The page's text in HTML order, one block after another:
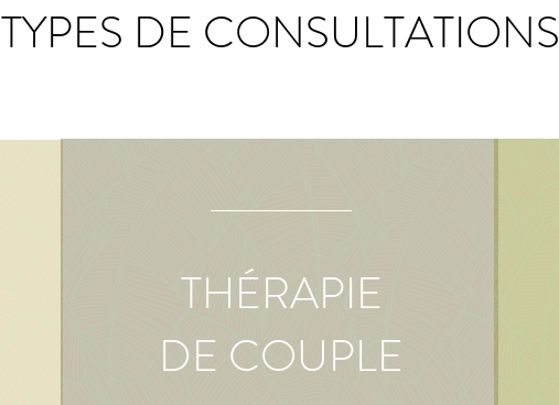
TYPES DE CONSULTATIONS
THÉRAPIE
DE COUPLE